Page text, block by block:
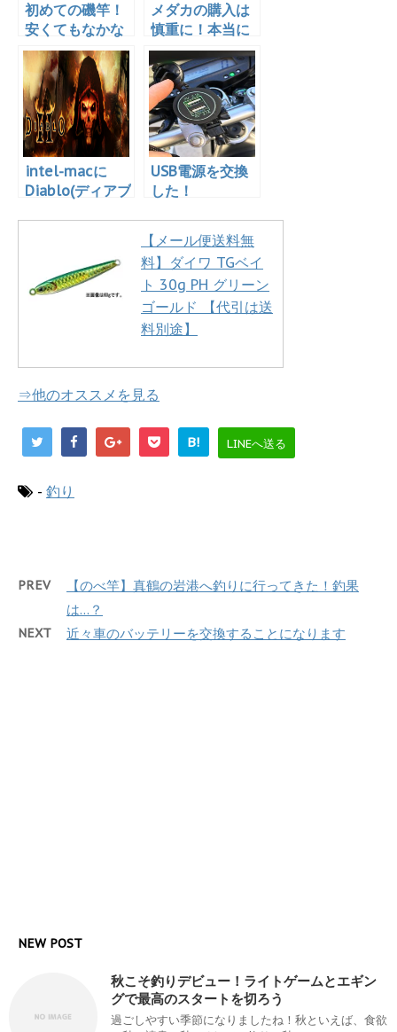
初めての磯竿！
安くてもなかな
か良さそうな感
じです
メダカの購入は
慎重に！本当に
「安い＝お買い
得」なのか？
intel-macに
Diablo(ディアブ
USB電源を交換
した！
【メール便送料無
料】ダイワ TGベイ
ト 30g PH グリーン
ゴールド 【代引は送
料別途】
⇒他のオススメを見る
B! LINEへ送る
- 釣り
PREV
【のべ竿】真鶴の岩港へ釣りに行ってきた！釣果
は…？
NEXT 近々車のバッテリーを交換することになります
NEW POST
秋こそ釣りデビュー！ライトゲームとエギン
グで最高のスタートを切ろう
過ごしやすい季節になりましたね！秋といえば、食欲